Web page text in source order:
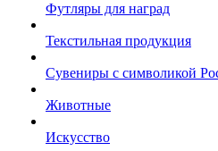
Футляры для наград
Текстильная продукция
Сувениры с символикой
Животные
Искусство